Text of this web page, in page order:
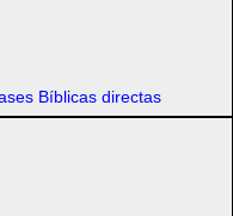
Bíblicas directas